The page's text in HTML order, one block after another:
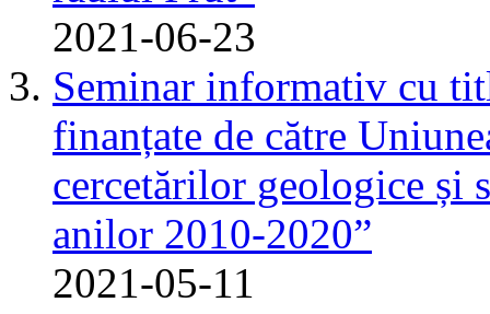
2021-06-23
Seminar informativ cu
finanțate de către
cercetărilor geologice și
anilor 2010-2020”
2021-05-11